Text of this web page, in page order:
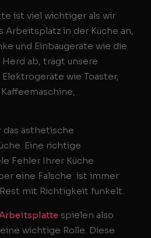
ist viel wichtiger als wir
Arbeitsplatz in der Küche an,
und Einbaugeräte wie die
Herd ab, trägt unsere
Elektrogeräte wie Toaster,
das ästhetische
Eine richtige
Fehler Ihrer Küche
eine Falsche ist immer
mit Richtigkeit funkelt.
Arbeitsplatte spielen also
wichtige Rolle. Diese